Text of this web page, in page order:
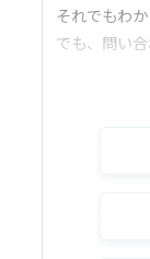
それでもわ
でも、問い